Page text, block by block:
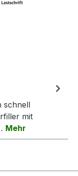
schnell
mit
Mehr